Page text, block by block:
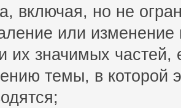
включая, но не
или изменение
их значимых частей,
темы, в которой